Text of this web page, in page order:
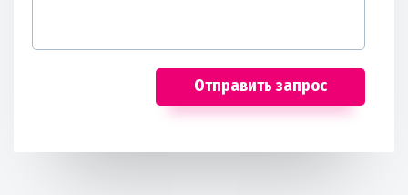
Отправить запрос